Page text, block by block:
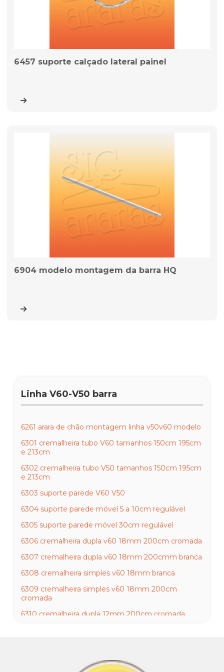
6457 suporte calçado lateral painel
6904 modelo montagem da barra HQ
Linha V60-V50 barra
6261 arara de chão montagem linha v50v60 modelo
6301 cremalheira tubo V60 tamanhos 150cm 195cm
e 213cm
6302 cremalheira tubo V50 tamanhos 150cm 195cm
e 213cm
6303 suporte parede V60 V50
6304 suporte parede móvel 5 a 10cm regulável
6305 suporte parede móvel 30cm regulável
6306 cremalheira dupla v60 18mm 200cm cromada
6307 cremalheira dupla v60 18mm 200cmm branca
6308 cremalheira simples v60 18mm branca
6309 cremalheira simples v60 18mm 200cm
cromada
6310 cremalheira dupla 12mm 200cm cromada
6313 cremalheira simples 12mm 200 cromada